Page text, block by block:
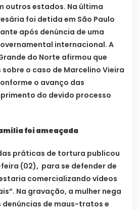
outros estados. Na última
foi detida em São Paulo
após denúncia de uma
internacional. A
do Norte afirmou que
o caso de Marcelino Vieira
o avanço das
do devido processo
foi ameaçada
práticas de tortura publicou
(02), para se defender de
comercializando vídeos
Na gravação, a mulher nega
denúncias de maus-tratos e